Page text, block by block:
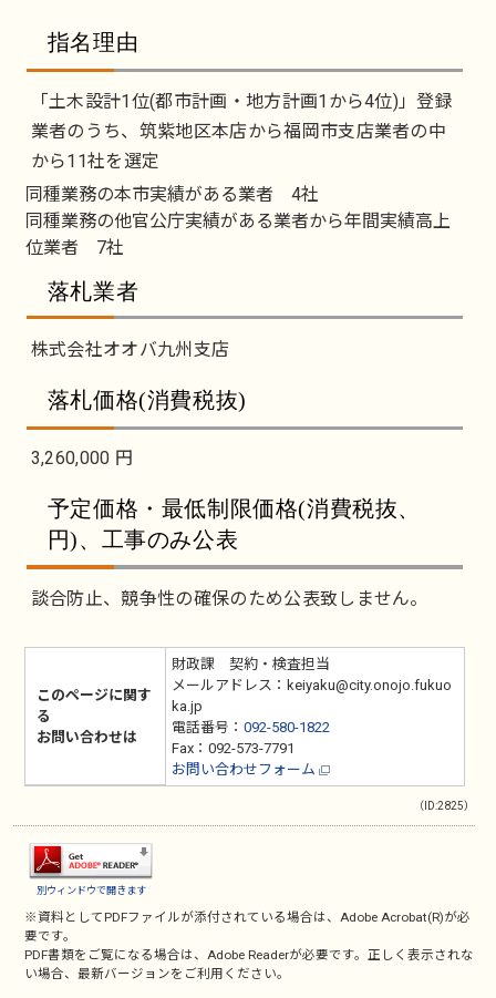
指名理由
「土木設計1位(都市計画・地方計画1から4位)」登録
業者のうち、筑紫地区本店から福岡市支店業者の中
から11社を選定
同種業務の本市実績がある業者 4社
同種業務の他官公庁実績がある業者から年間実績高上
位業者 7社
落札業者
株式会社オオバ九州支店
落札価格(消費税抜)
3,260,000 円
予定価格・最低制限価格(消費税抜、
円)、工事のみ公表
談合防止、競争性の確保のため公表致しません。
このページに関す
る
お問い合わせは
財政課 契約・検査担当
メールアドレス：keiyaku@city.onojo.fukuo
ka.jp
電話番号： 092-580-1822
Fax：092-573-7791
お問い合わせフォーム
（ID:2825）
別ウィンドウで開きます
※資料としてPDFファイルが添付されている場合は、Adobe Acrobat(R)が必
要です。
PDF書類をご覧になる場合は、Adobe Readerが必要です。正しく表示されな
い場合、最新バージョンをご利用ください。